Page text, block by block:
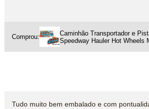
Comprou:
Caminhão Transportador e
Speedway Hauler Hot Wheels
Tudo muito bem embalado e com